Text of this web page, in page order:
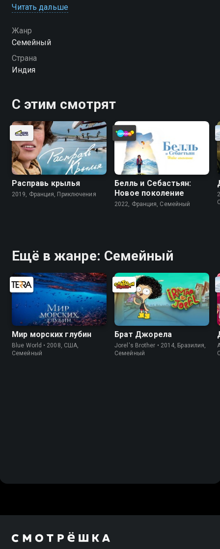
к смертной казни, поэтому Прабха решает отомстить
Читать дальше
Жанр
Cемейный
Страна
Индия
С этим смотрят
Расправь крылья
2019, Франция, Приключения
Белль и Себастьян:
Новое поколение
2022, Франция, Cемейный
Ещё в жанре: Cемейный
Мир морских глубин
Blue World • 2008, США,
Cемейный
Брат Джорела
Jorel's Brother • 2014, Бразилия,
Cемейный